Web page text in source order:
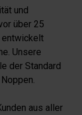
und
über 25
entwickelt
Unsere
der Standard
aus aller